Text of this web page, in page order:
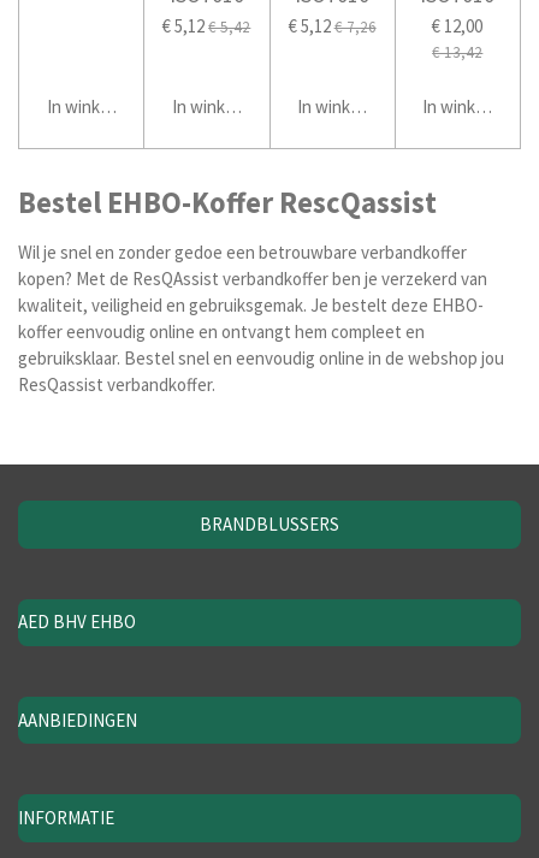
In winkelwagen
€ 5,12€ 5,42
In winkelwagen
€ 5,12€ 7,26
In winkelwagen
€ 12,00
€ 13,42
In winkelwagen
Bestel EHBO-Koffer RescQassist
Wil je snel en zonder gedoe een betrouwbare verbandkoffer
kopen? Met de ResQAssist verbandkoffer ben je verzekerd van
kwaliteit, veiligheid en gebruiksgemak. Je bestelt deze EHBO-
koffer eenvoudig online en ontvangt hem compleet en
gebruiksklaar. Bestel snel en eenvoudig online in de webshop jou
ResQassist verbandkoffer.
BRANDBLUSSERS
AED BHV EHBO
AANBIEDINGEN
INFORMATIE